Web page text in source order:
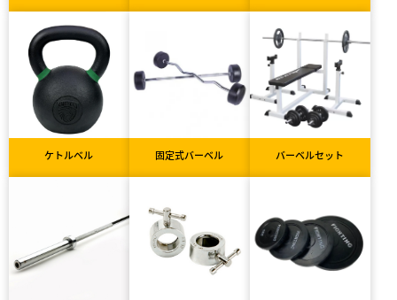
ケトルベル 固定式バーベル バーベルセット